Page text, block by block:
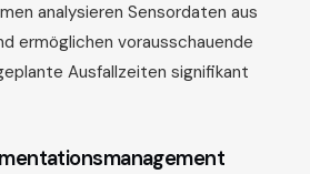
analysieren Sensordaten aus
ermöglichen vorausschauende
Ausfallzeiten signifikant